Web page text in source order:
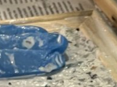
έτος
2023-
24